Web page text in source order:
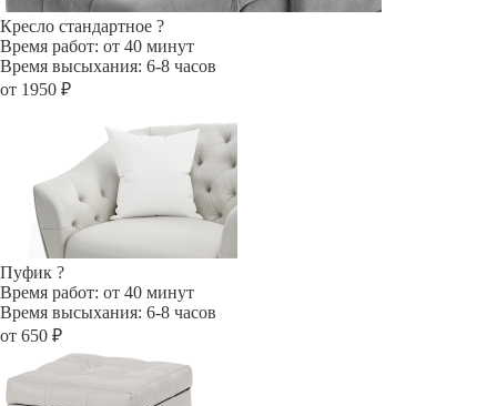
Кресло стандартное ?
Время работ: от 40 минут
Время высыхания: 6-8 часов
от 1950 ₽
Пуфик ?
Время работ: от 40 минут
Время высыхания: 6-8 часов
от 650 ₽